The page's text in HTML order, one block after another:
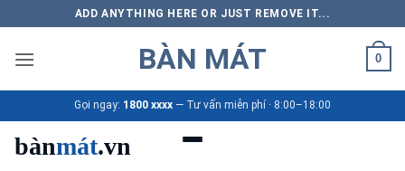
qua
nội
ADD ANYTHING HERE OR JUST REMOVE IT...
BÀN MÁT 0
Gọi ngay: 1800 xxxx — Tư vấn miễn phí · 8:00–18:00
bànmát.vn